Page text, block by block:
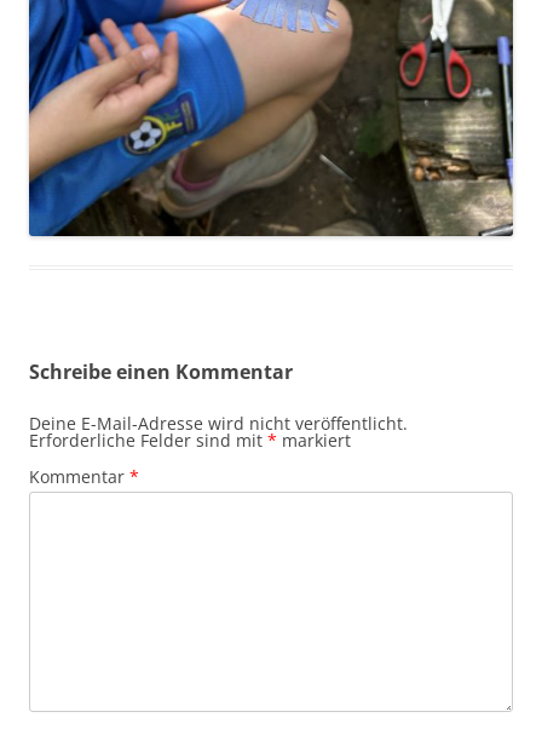
Schreibe einen Kommentar
Deine E-Mail-Adresse wird nicht veröffentlicht.
Erforderliche Felder sind mit * markiert
Kommentar *